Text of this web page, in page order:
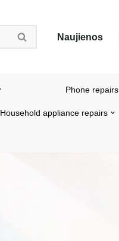
Naujienos
Phone repairs
Household appliance repairs